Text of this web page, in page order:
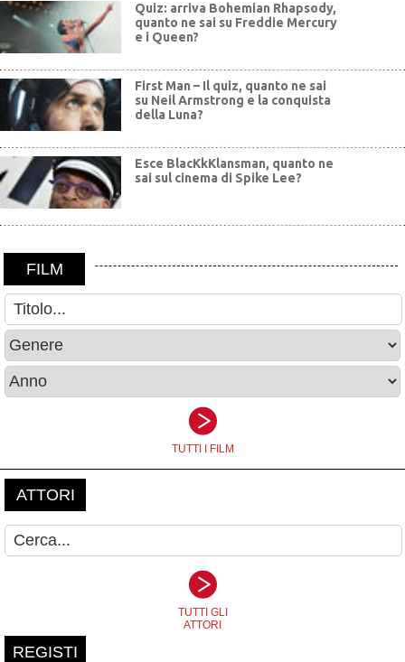
Quiz: arriva Bohemian Rhapsody,
quanto ne sai su Freddie Mercury
e i Queen?
First Man – Il quiz, quanto ne sai
su Neil Armstrong e la conquista
della Luna?
Esce BlacKkKlansman, quanto ne
sai sul cinema di Spike Lee?